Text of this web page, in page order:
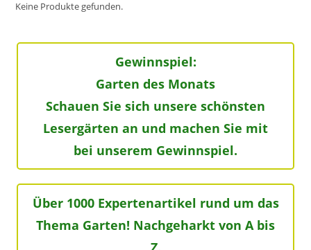
Keine Produkte gefunden.
Gewinnspiel:
Garten des Monats
Schauen Sie sich unsere schönsten
Lesergärten an und machen Sie mit
bei unserem Gewinnspiel.
Über 1000 Expertenartikel rund um das
Thema Garten! Nachgeharkt von A bis